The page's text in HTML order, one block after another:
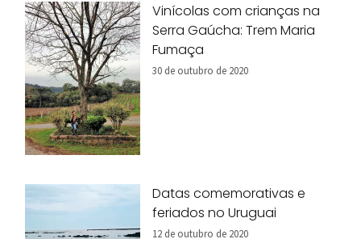
Vinícolas com crianças na
Serra Gaúcha: Trem Maria
Fumaça
30 de outubro de 2020
Datas comemorativas e
feriados no Uruguai
12 de outubro de 2020